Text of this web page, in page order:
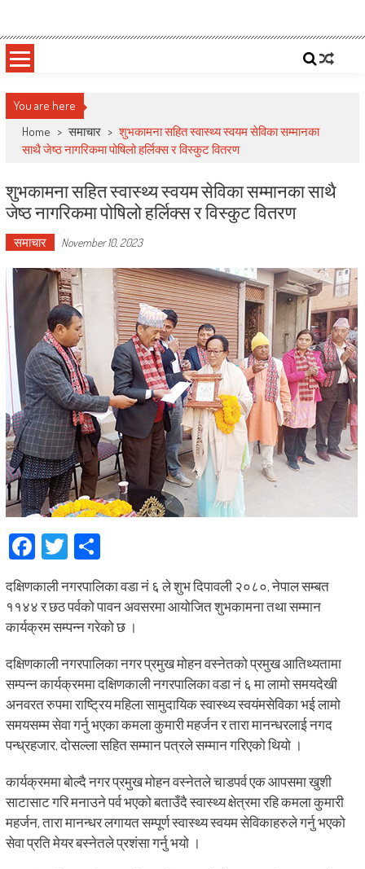
content
Deepshree Online
You are here
Home > समाचार > शुभकामना सहित स्वास्थ्य स्वयम सेविका सम्मानका
साथै जेष्ठ नागरिकमा पोषिलो हर्लिक्स र विस्कुट वितरण
शुभकामना सहित स्वास्थ्य स्वयम सेविका सम्मानका साथै
जेष्ठ नागरिकमा पोषिलो हर्लिक्स र विस्कुट वितरण
समाचार November 10, 2023
Facebook
TwitterShare
दक्षिणकाली नगरपालिका वडा नं ६ ले शुभ दिपावली २०८०, नेपाल सम्बत
११४४ र छठ पर्वको पावन अवसरमा आयोजित शुभकामना तथा सम्मान
कार्यक्रम सम्पन्न गरेको छ ।
दक्षिणकाली नगरपालिका नगर प्रमुख मोहन वस्नेतको प्रमुख आतिथ्यतामा
सम्पन्न कार्यक्रममा दक्षिणकाली नगरपालिका वडा नं ६ मा लामो समयदेखी
अनवरत रुपमा राष्ट्रिय महिला सामुदायिक स्वास्थ्य स्वयंमसेविका भई लामो
समयसम्म सेवा गर्नु भएका कमला कुमारी महर्जन र तारा मानन्धरलाई नगद
पन्ध्रहजार, दोसल्ला सहित सम्मान पत्रले सम्मान गरिएको थियो ।
कार्यक्रममा बोल्दै नगर प्रमुख मोहन वस्नेतले चाडपर्व एक आपसमा खुशी
साटासाट गरि मनाउने पर्व भएको बताउँदै स्वास्थ्य क्षेत्रमा रहि कमला कुमारी
महर्जन, तारा मानन्धर लगायत सम्पूर्ण स्वास्थ्य स्वयम सेविकाहरुले गर्नु भएको
सेवा प्रति मेयर बस्नेतले प्रशंसा गर्नु भयो ।